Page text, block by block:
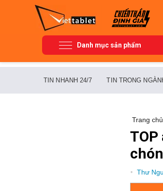
Danh mục sản phẩm
TIN NHANH 24/7 TIN TRONG
Trang chủ
Thư